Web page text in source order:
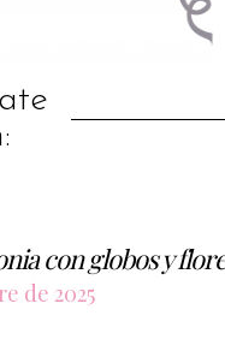
con globos y
de 2025